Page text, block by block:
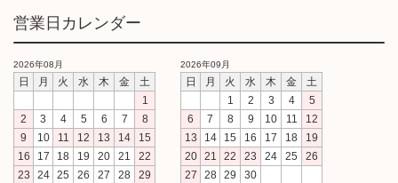
営業日カレンダー
2026年08月
日 月 火 水 木 金
土
1
2
3 4 5 6 7
8
9
10 11 12 13 14
15
16
17 18 19 20 21
22
23
24 25 26 27 28 29
2026年09月
日 月 火 水 木 金
土
1
2 3 4
5
6
7 8 9 10 11
12
13
14 15 16 17 18
19
20
21 22 23 24 25
26
27
28 29 30